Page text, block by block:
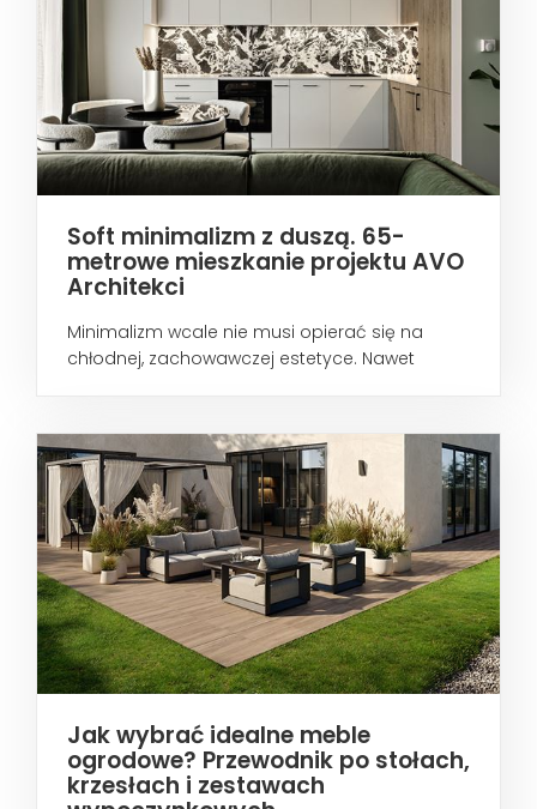
Soft minimalizm z duszą. 65-
metrowe mieszkanie projektu AVO
Architekci
Minimalizm wcale nie musi opierać się na
chłodnej, zachowawczej estetyce. Nawet
Jak wybrać idealne meble
ogrodowe? Przewodnik po stołach,
krzesłach i zestawach